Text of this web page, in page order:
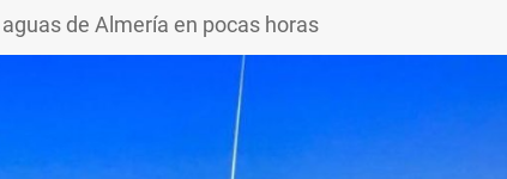
de Almería en pocas horas